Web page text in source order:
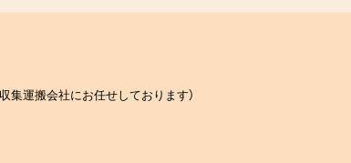
集運搬会社にお任せしております）